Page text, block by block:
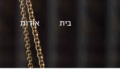
בית אודות